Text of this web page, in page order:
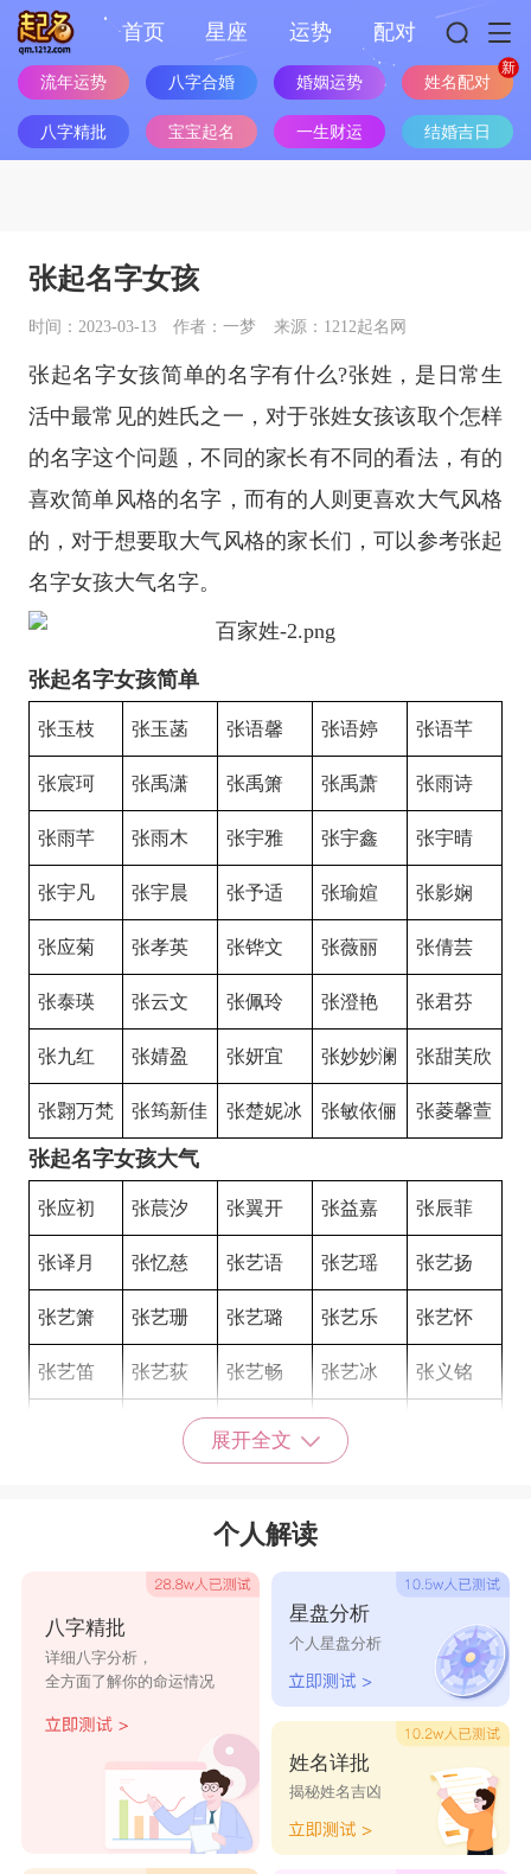
首页 星座 运势 配对
流年运势 八字合婚 婚姻运势 姓名配对
八字精批 宝宝起名 一生财运 结婚吉日
张起名字女孩
时间：2023-03-13 作者：一梦 来源：1212起名网
张起名字女孩简单的名字有什么?张姓，是日常生
活中最常见的姓氏之一，对于张姓女孩该取个怎样
的名字这个问题，不同的家长有不同的看法，有的
喜欢简单风格的名字，而有的人则更喜欢大气风格
的，对于想要取大气风格的家长们，可以参考张起
名字女孩大气名字。
张起名字女孩简单
张玉枝 张玉菡 张语馨 张语婷 张语芊
张宸珂 张禹潇 张禹箫 张禹萧 张雨诗
张雨芊 张雨木 张宇雅 张宇鑫 张宇晴
张宇凡 张宇晨 张予适 张瑜媗 张影娴
张应菊 张孝英 张铧文 张薇丽 张倩芸
张泰瑛 张云文 张佩玲 张澄艳 张君芬
张九红 张婧盈 张妍宜 张妙妙澜 张甜芙欣
张翾万梵 张筠新佳 张楚妮冰 张敏依俪 张菱馨萱
张起名字女孩大气
张应初 张莀汐 张翼开 张益嘉 张辰菲
张译月 张忆慈 张艺语 张艺瑶 张艺扬
张艺箫 张艺珊 张艺璐 张艺乐 张艺怀
张艺笛 张艺荻 张艺畅 张艺冰 张义铭
张倩囡 张娜玲 张琳童
张纪雪
张娇菡颖 张白奇璇 张影菱影
展开全文
个人解读
八字精批
详细八字分析，
全方面了解你的命运情况
星盘分析
个人星盘分析
姓名详批
揭秘姓名吉凶